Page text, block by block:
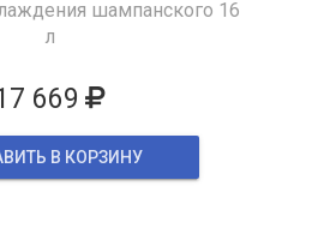
шампанского 16
л
669
В КОРЗИНУ